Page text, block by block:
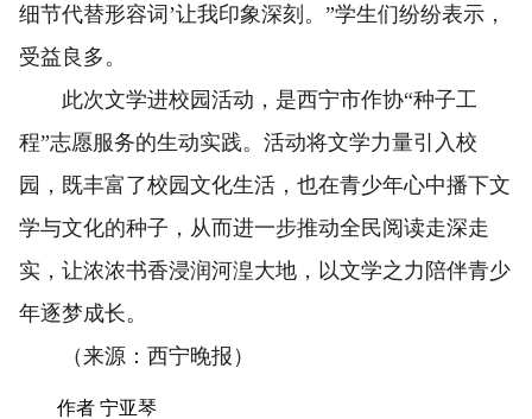
细节代替形容词’让我印象深刻。”学生们纷纷表示，
受益良多。
此次文学进校园活动，是西宁市作协“种子工
程”志愿服务的生动实践。活动将文学力量引入校
园，既丰富了校园文化生活，也在青少年心中播下文
学与文化的种子，从而进一步推动全民阅读走深走
实，让浓浓书香浸润河湟大地，以文学之力陪伴青少
年逐梦成长。
（来源：西宁晚报）
作者 宁亚琴